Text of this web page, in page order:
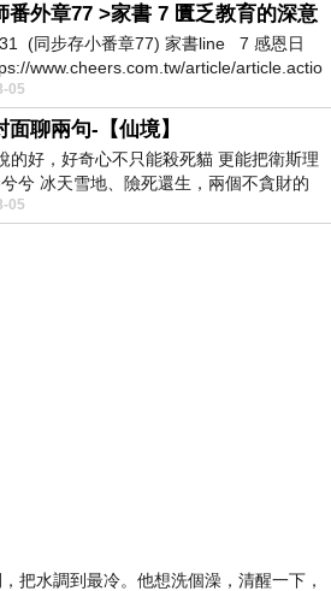
番外章77 >家書 7 匱乏教育的深意
(同步存小番章77) 家書line 7 感恩日
www.cheers.com.tw/article/article.actio
05
面聊兩句-【仙境】
的好，好奇心不只能殺死貓 更能把衛斯理
兮 冰天雪地、險死還生，兩個不貪財的
寶？ 人家追尋愛情還
05
把水調到最冷。他想洗個澡，清醒一下，